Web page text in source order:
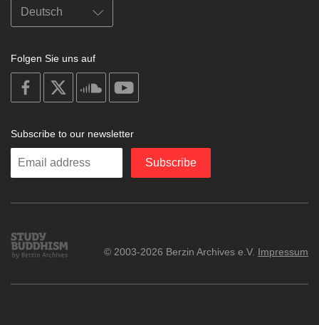
Folgen Sie uns auf
on
facebook
soundcloud
Subscribe to our newsletter
Enter
Subscribe
Study
Buddhism
© 2003-2026 Berzin Archives e.V. Impressum